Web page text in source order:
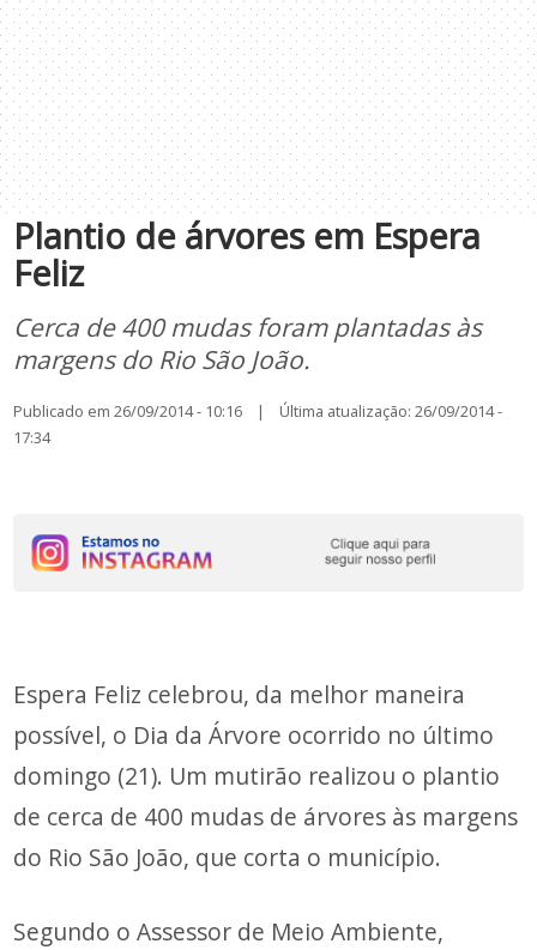
Plantio de árvores em Espera
Feliz
Cerca de 400 mudas foram plantadas às
margens do Rio São João.
Publicado em 26/09/2014 - 10:16 | Última atualização: 26/09/2014 -
17:34
Espera Feliz celebrou, da melhor maneira
possível, o Dia da Árvore ocorrido no último
domingo (21). Um mutirão realizou o plantio
de cerca de 400 mudas de árvores às margens
do Rio São João, que corta o município.
Segundo o Assessor de Meio Ambiente,